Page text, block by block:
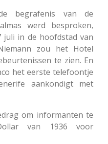
begrafenis van de
werd besproken,
juli in de hoofdstad van
zou het Hotel
te zien. En
het eerste telefoontje
aankondigt met
om informanten te
van 1936 voor